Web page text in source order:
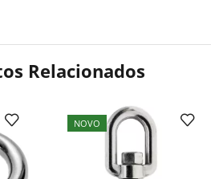
Relacionados
NOVO